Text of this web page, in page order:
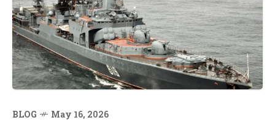
BLOG May 16, 2026